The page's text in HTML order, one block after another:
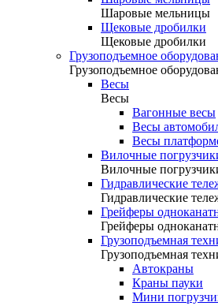
Шаровые мельницы
Щековые дробилки
Щековые дробилки
Грузоподъемное
Грузоподъемное
Весы
Весы
Вагонные весы
Весы
Весы
Вилочные
Вилочные
Гидравлические
Гидравлические
Грейферы
Грейферы
Грузоподъемная
Грузоподъемная
Автокраны
Краны пауки
Мини